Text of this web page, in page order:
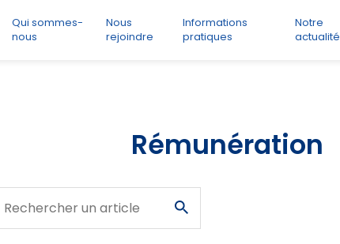
Qui sommes-
nous
Nous
rejoindre
Informations
pratiques
Notre
actualité
Rémunération